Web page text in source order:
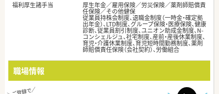
福利厚生諸手当
厚生年金／雇用保険／労災保険／薬剤師賠償責
任保険／その他健保
従業員持株会制度、退職金制度（一時金・確定拠
出年金）、LTD制度、グループ保険・医療保険、健康
診断、従業員割引制度、ユニオン助成金制度、N-
コンシェルジュ、社宅制度、産前・産後休業制度、
育児・介護休業制度、育児短時間勤務制度、薬剤
師賠償責任保険（会社契約）、労働組合
職場情報